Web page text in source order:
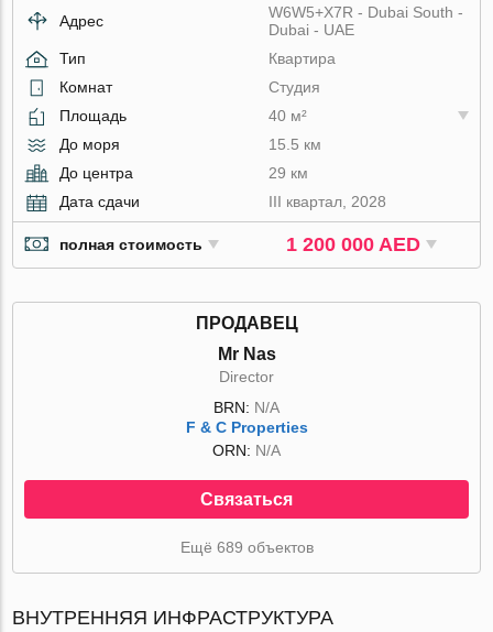
Адрес
W6W5+X7R - Dubai South -
Dubai - UAE
Тип
Квартира
Комнат
Студия
Площадь
40 м²
До моря
15.5 км
До центра
29 км
Дата сдачи
III квартал, 2028
полная стоимость 1 200 000 AED
ПРОДАВЕЦ
Mr Nas
Director
BRN: N/A
F & C Properties
ORN: N/A
Связаться
Ещё 689 объектов
ВНУТРЕННЯЯ ИНФРАСТРУКТУРА